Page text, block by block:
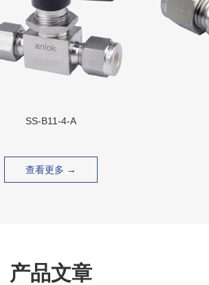
SS-B11-4-A
查看更多 →
产品文章